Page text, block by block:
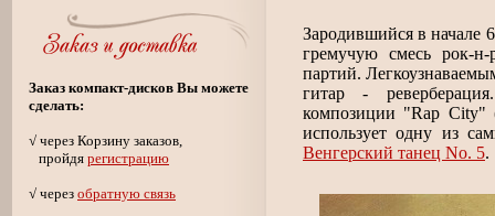
Заказ компакт-дисков Вы можете
сделать:
√ через Корзину заказов,
пройдя регистрацию
√ через обратную связь
Зародившийся в начале
гремучую смесь рок-
партий.
гитар -
композиции "Rap City"
использует одну из
Венгерский танец No. 5.